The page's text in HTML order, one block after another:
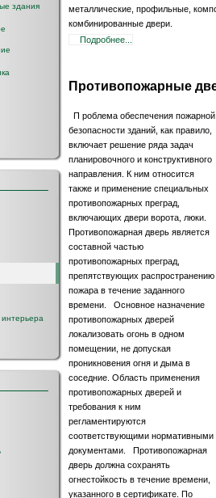
здания
металлические, профильные,
комбинированные двери.
Подробнее...
Противопожарные
П роблема обеспечения пожарной
безопасности зданий, как правило,
включает решение ряда задач
планировочного и конструктивного
направления. К ним относится
также и применение специальных
противопожарных преград,
включающих двери ворота, люки.
Противопожарная дверь является
составной частью
противопожарных преград,
препятствующих распространению
пожара в течение заданного
времени. Основное назначение
противопожарных дверей
локализовать огонь в одном
помещении, не допуская
проникновения огня и дыма в
соседние. Область применения
противопожарных дверей и
требования к ним
регламентируются
соответствующими нормативными
документами. Противопожарная
дверь должна сохранять
огнестойкость в течение времени,
указанного в сертификате. По